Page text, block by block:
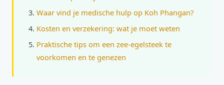
Waar vind je medische hulp op Koh Phangan?
Kosten en verzekering: wat je moet weten
Praktische tips om een zee-egelsteek te
voorkomen en te genezen